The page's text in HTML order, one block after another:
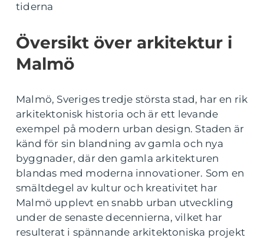
tiderna
Översikt över arkitektur i
Malmö
Malmö, Sveriges tredje största stad, har en rik
arkitektonisk historia och är ett levande
exempel på modern urban design. Staden är
känd för sin blandning av gamla och nya
byggnader, där den gamla arkitekturen
blandas med moderna innovationer. Som en
smältdegel av kultur och kreativitet har
Malmö upplevt en snabb urban utveckling
under de senaste decennierna, vilket har
resulterat i spännande arkitektoniska projekt